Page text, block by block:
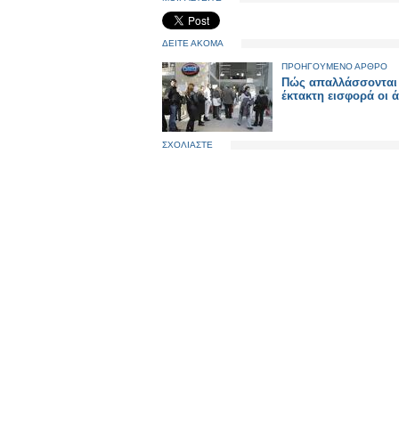
ΔΕΙΤΕ ΑΚΟΜΑ
ΠΡΟΗΓΟΥΜΕΝΟ ΑΡΘΡΟ
Πώς
έκτακτη εισφορά οι
ΣΧΟΛΙΑΣΤΕ